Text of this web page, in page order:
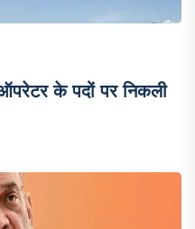
के पदों पर निकली